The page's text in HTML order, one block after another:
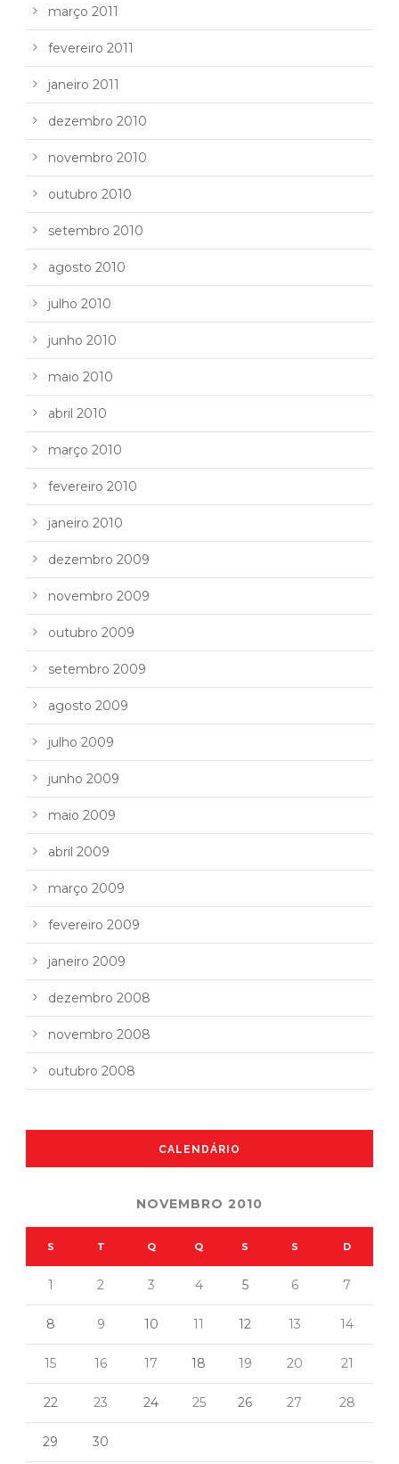
março 2011
fevereiro 2011
janeiro 2011
dezembro 2010
novembro 2010
outubro 2010
setembro 2010
agosto 2010
julho 2010
junho 2010
maio 2010
abril 2010
março 2010
fevereiro 2010
janeiro 2010
dezembro 2009
novembro 2009
outubro 2009
setembro 2009
agosto 2009
julho 2009
junho 2009
maio 2009
abril 2009
março 2009
fevereiro 2009
janeiro 2009
dezembro 2008
novembro 2008
outubro 2008
CALENDÁRIO
NOVEMBRO 2010
S T Q Q S S D
1 2 3 4 5 6 7
8 9 10 11 12 13 14
15 16 17 18 19 20 21
22 23 24 25 26 27 28
29 30